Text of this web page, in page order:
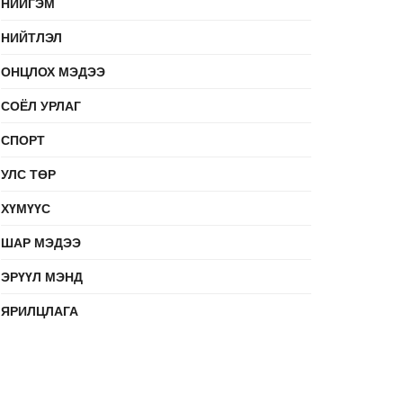
НИЙТЛЭЛ
ОНЦЛОХ МЭДЭЭ
СОЁЛ УРЛАГ
СПОРТ
УЛС ТӨР
ХҮМҮҮС
ШАР МЭДЭЭ
ЭРҮҮЛ МЭНД
ЯРИЛЦЛАГА